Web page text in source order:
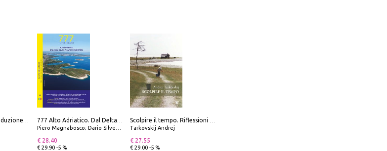
Piero Magnabosco; Dario Silvestro; Marco Sbrizzi
€ 28.40
€ 29.90 -5 %
Tarkovskij Andrej
€ 27.55
€ 29.00 -5 %